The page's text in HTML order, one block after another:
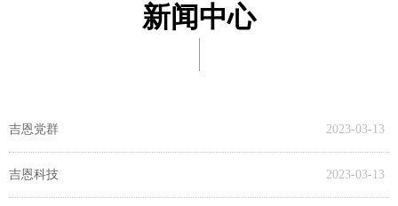
2023-03-13
吉恩党群
2023-03-13
吉恩科技
新闻中心